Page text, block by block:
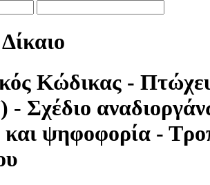
Κώδικας -
- Σχέδιο
ψηφοφορία -